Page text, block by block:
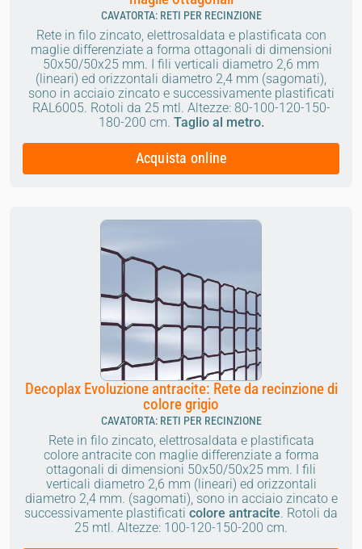
CAVATORTA: RETI PER RECINZIONE
Rete in filo zincato, elettrosaldata e plastificata con
maglie differenziate a forma ottagonali di dimensioni
50x50/50x25 mm. I fili verticali diametro 2,6 mm
(lineari) ed orizzontali diametro 2,4 mm (sagomati),
sono in acciaio zincato e successivamente plastificati
RAL6005. Rotoli da 25 mtl. Altezze: 80-100-120-150-
180-200 cm. Taglio al metro.
Acquista online
Decoplax Evoluzione antracite: Rete da recinzione di
colore grigio
CAVATORTA: RETI PER RECINZIONE
Rete in filo zincato, elettrosaldata e plastificata
colore antracitecon maglie differenziate a forma
ottagonali di dimensioni 50x50/50x25 mm. I fili
verticali diametro 2,6 mm (lineari) ed orizzontali
diametro 2,4 mm. (sagomati), sono in acciaio zincato e
successivamente plastificati colore antracite. Rotoli da
25 mtl. Altezze: 100-120-150-200 cm.